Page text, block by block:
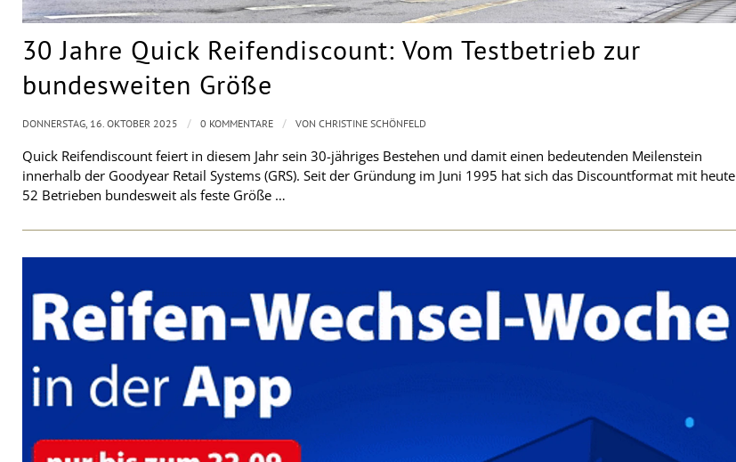
30 Jahre Quick Reifendiscount: Vom Testbetrieb zur
bundesweiten Größe
Quick Reifendiscount feiert in diesem Jahr sein 30-jähriges Bestehen und damit einen bedeutenden Meilenstein
innerhalb der Goodyear Retail Systems (GRS). Seit der Gründung im Juni 1995 hat sich das Discountformat mit heute
52 Betrieben bundesweit als feste Größe …
DONNERSTAG, 16. OKTOBER 2025 / 0 KOMMENTARE / VON CHRISTINE SCHÖNFELD